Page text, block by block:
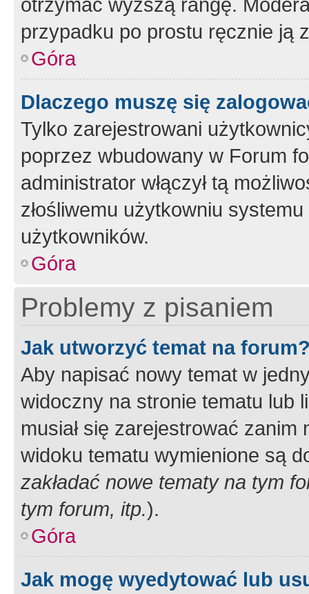
przypadku po prostu ręcznie ją
Góra
Dlaczego muszę się
Tylko zarejestrowani
poprzez wbudowany w Forum
administrator włączył tą
złośliwemu użytkowniu
użytkowników.
Góra
Problemy z pisaniem
Jak utworzyć temat na
Aby napisać nowy temat w
widoczny na stronie tematu lub
musiał się zarejestrować
widoku tematu wymienione są
zakładać nowe tematy na tym
tym forum, itp.).
Góra
Jak mogę wyedytować lub